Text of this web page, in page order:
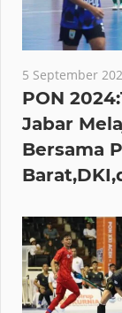
5 September
PON
Jabar
Bersama